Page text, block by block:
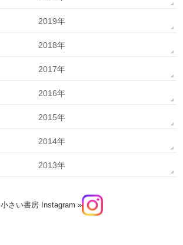
2019年
2018年
2017年
2016年
2015年
2014年
2013年
小さい書房 Instagram »